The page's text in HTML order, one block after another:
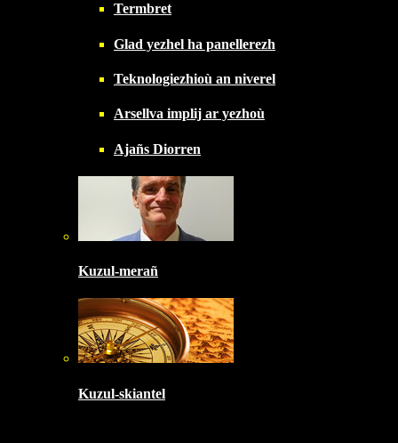
Termbret
Glad yezhel ha panellerezh
Teknologiezhioù an niverel
Arsellva implij ar yezhoù
Ajañs Diorren
Kuzul-merañ
Kuzul-skiantel